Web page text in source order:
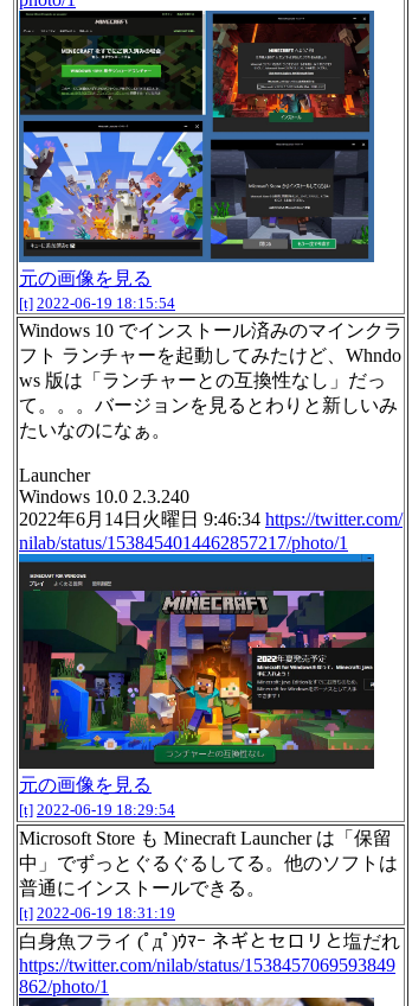
元の画像を見る
[t] 2022-06-19 18:15:54
Windows 10 でインストール済みのマインクラ
フト ランチャーを起動してみたけど、Whndo
ws 版は「ランチャーとの互換性なし」だっ
て。。。バージョンを見るとわりと新しいみ
たいなのになぁ。
Launcher
Windows 10.0 2.3.240
2022年6月14日火曜日 9:46:34 https://twitter.com/
nilab/status/1538454014462857217/photo/1
元の画像を見る
[t] 2022-06-19 18:29:54
Microsoft Store も Minecraft Launcher は「保留
中」でずっとぐるぐるしてる。他のソフトは
普通にインストールできる。
[t] 2022-06-19 18:31:19
白身魚フライ (ﾟдﾟ)ｳﾏｰ ネギとセロリと塩だれ
https://twitter.com/nilab/status/1538457069593849
862/photo/1